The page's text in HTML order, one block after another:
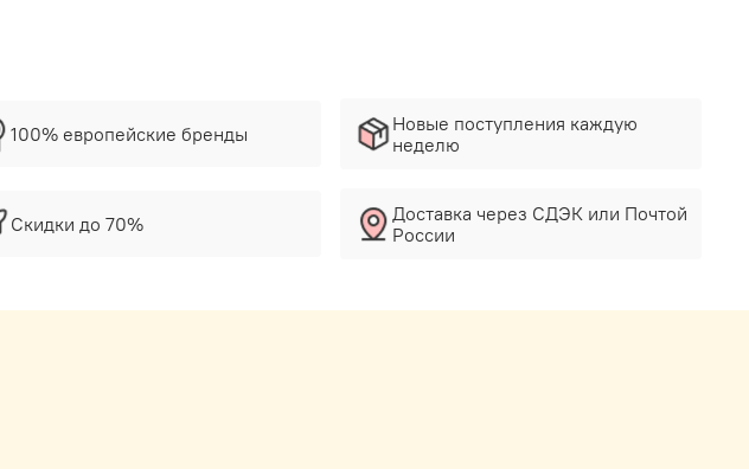
100% европейские бренды
Скидки до 70%
Новые поступления каждую
неделю
Доставка через СДЭК или Почтой
России